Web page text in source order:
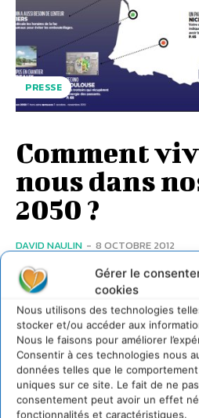
Gérer le
cookies
Nous utilisons des technologies
stocker et/ou accéder aux
Nous le faisons pour améliorer
Consentir à ces technologies nous
données telles que le
uniques sur ce site. Le fait de ne
consentement peut avoir un effet
fonctionnalités et caractéristiques.
PRESSE
Comment
nous dans
2050 ?
DAVID NAULIN - 8 OCTOBRE 2012
Quelle ville pour demain ?
unique de la ville et privilégier
s’intègrent plus